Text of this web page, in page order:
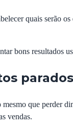
quais serão
bons resultados
que perder
vendas.